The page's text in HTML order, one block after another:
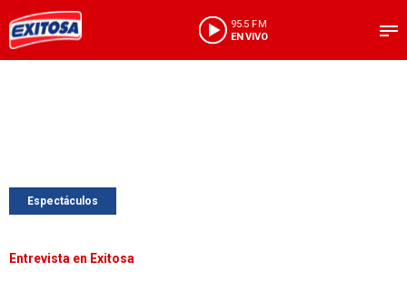
95.5 FM
EN VIVO
Espectáculos
Entrevista en Exitosa